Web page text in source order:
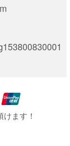
ます！